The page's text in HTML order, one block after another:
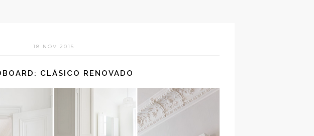
18 NOV 2015
CLÁSICO RENOVADO